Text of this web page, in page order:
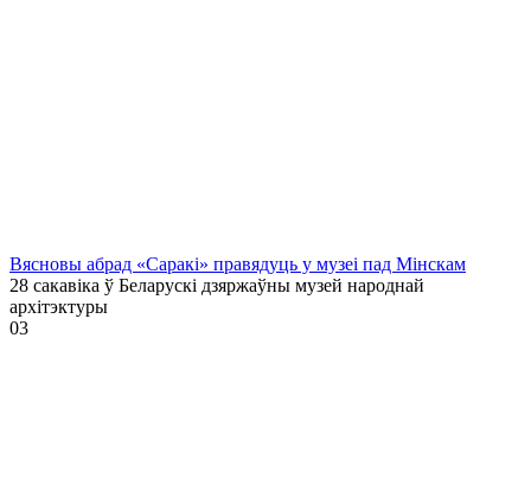
Вясновы абрад «Саракі» правядуць у музеі пад Мінскам
28 сакавіка ў Беларускі дзяржаўны музей народнай
архітэктуры
03